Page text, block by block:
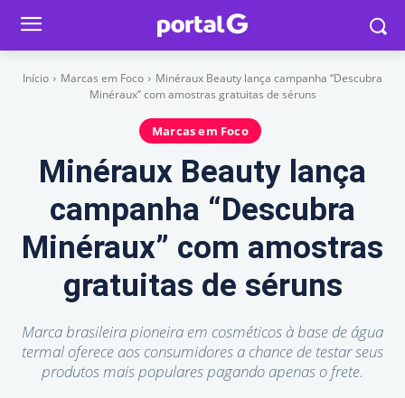
Início Marcas em Foco
Minéraux Beauty lança campanha “Descubra
Minéraux” com amostras gratuitas de séruns
Marcas em Foco
Minéraux Beauty lança
campanha “Descubra
Minéraux” com amostras
gratuitas de séruns
Marca brasileira pioneira em cosméticos à base de água
termal oferece aos consumidores a chance de testar seus
produtos mais populares pagando apenas o frete.